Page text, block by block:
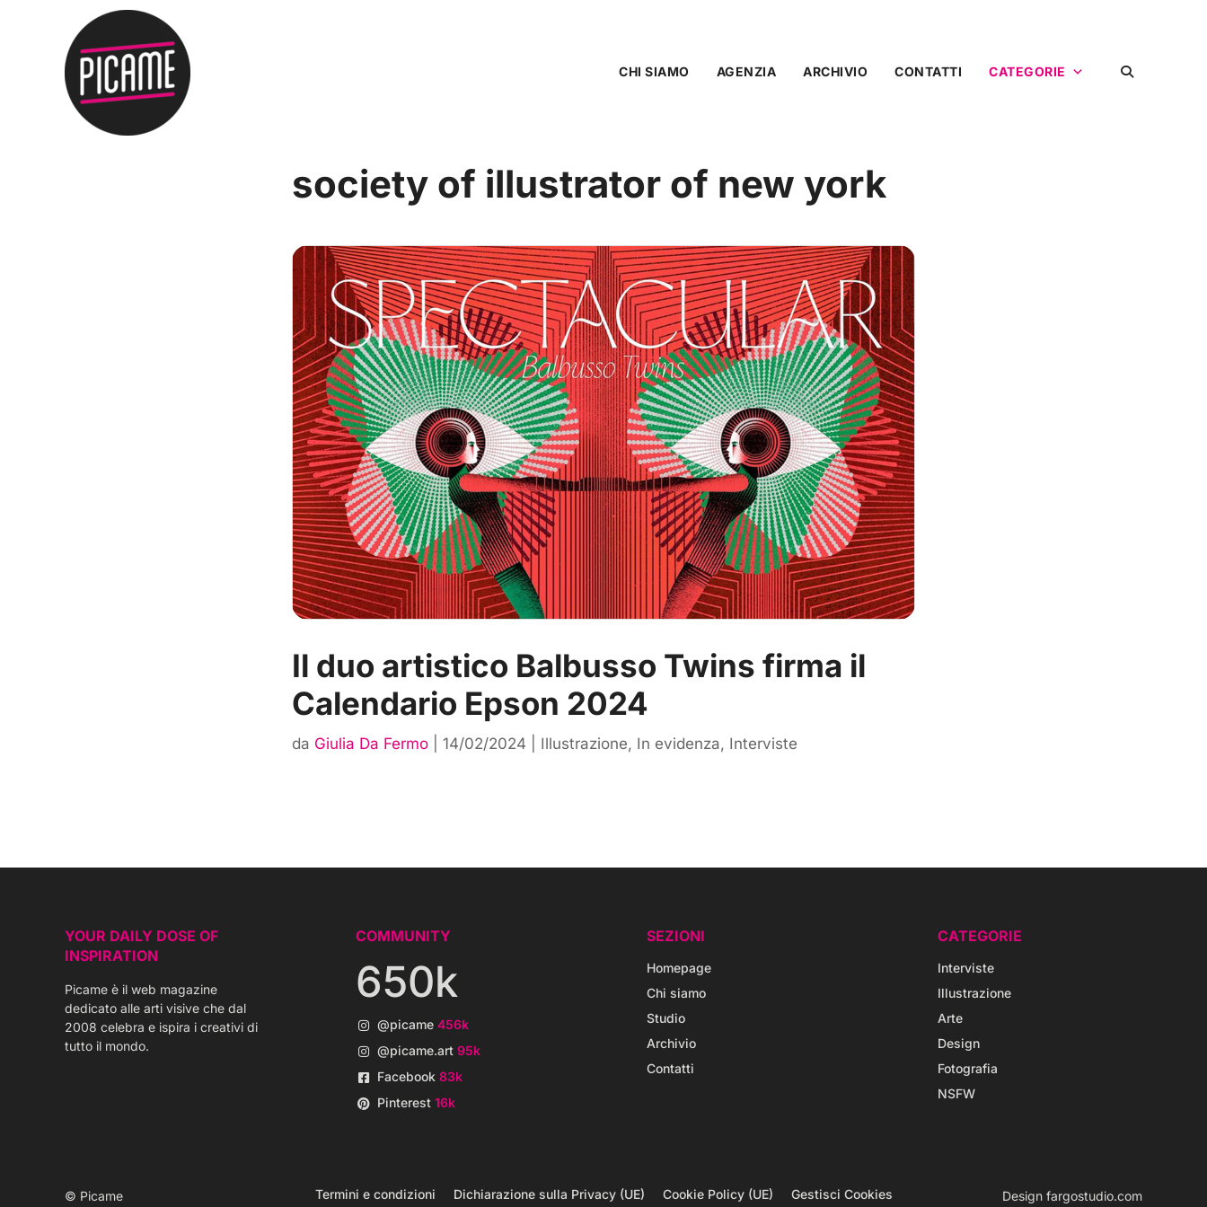
CHI SIAMO AGENZIA ARCHIVIO CONTATTI CATEGORIE
society of illustrator of new york
Il duo artistico Balbusso Twins firma il
Calendario Epson 2024
da Giulia Da Fermo |14/02/2024 Illustrazione, In evidenza, Interviste
YOUR DAILY DOSE OF
INSPIRATION
Picame è il web magazine
dedicato alle arti visive che dal
2008 celebra e ispira i creativi di
tutto il mondo.
COMMUNITY
650k
@picame 456k
@picame.art 95k
Facebook 83k
Pinterest 16k
SEZIONI
Homepage
Chi siamo
Studio
Archivio
Contatti
CATEGORIE
Interviste
Illustrazione
Arte
Design
Fotografia
NSFW
© Picame Termini e condizioni Dichiarazione sulla Privacy (UE) Cookie Policy (UE) Gestisci Cookies Design fargostudio.com